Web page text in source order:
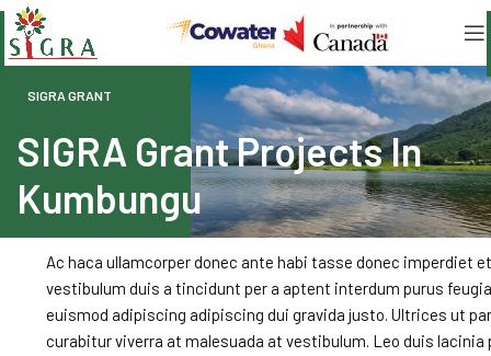
SIGRA GRANT
SIGRA Grant Projects In
Kumbungu
Ac haca ullamcorper donec ante habi tasse donec imperdiet
vestibulum duis a tincidunt per a aptent interdum purus
euismod adipiscing adipiscing dui gravida justo. Ultrices ut
curabitur viverra at malesuada at vestibulum. Leo duis